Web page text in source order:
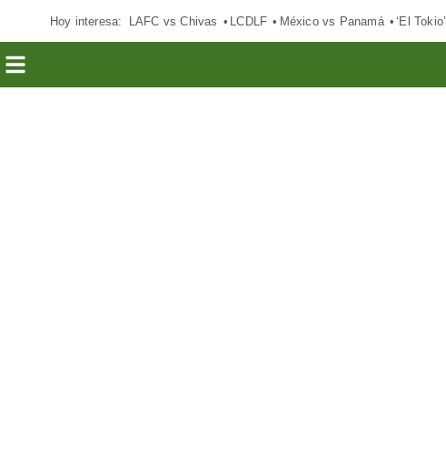
Hoy interesa: LAFC vs Chivas LCDLF México vs Panamá ‘El Tokio’